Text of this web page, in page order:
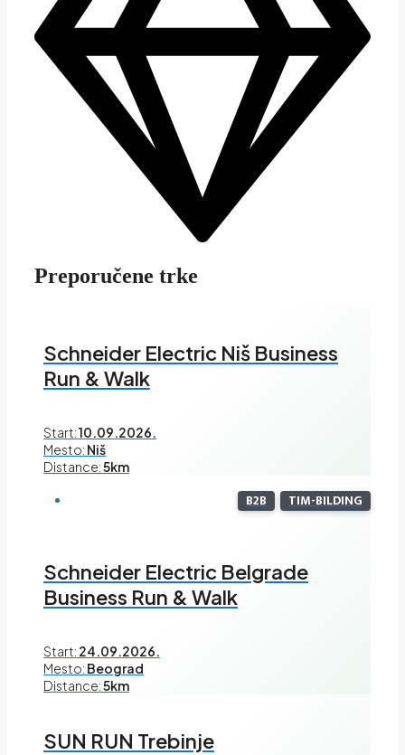
Preporučene trke
Schneider Electric Niš Business
Run & Walk
Start:10.09.2026.
Mesto: Niš
Distance:5km
B2B TIM-BILDING
Schneider Electric Belgrade
Business Run & Walk
Start: 24.09.2026.
Mesto: Beograd
Distance:5km
SUN RUN Trebinje